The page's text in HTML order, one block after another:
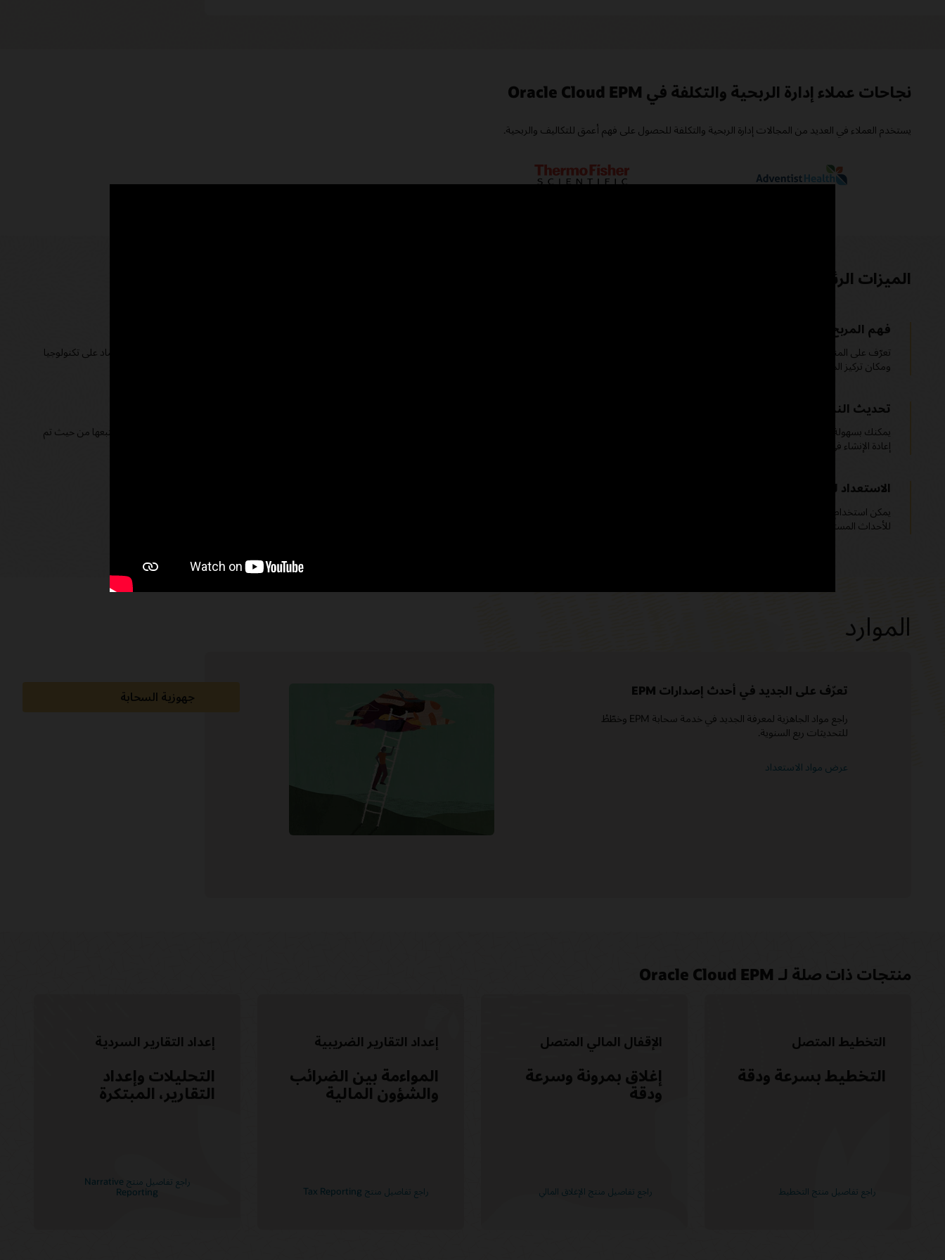
نجاحات عملاء إدارة الربحية والتكلفة في Oracle Cloud EPM
يستخدم العملاء في العديد من المجالات إدارة الربحية والتكلفة للحصول على فهم أعمق للتكاليف والربحية.
الميزات الرئيسية لإدارة الربحية والتكلفة
فهم المربح وغير المربح
تعرّف على المنتجات والخدمات والعملاء الذين يحققون أرباحًا، وغير المربحين، حيث يمكن تقليل التكاليف،
ومكان تركيز الموارد لتحسين ربحيتك.
يمكن لأصحاب الأعمال إنشاء نماذج مرنة بأنفسهم والحفاظ عليها دون الحاجة إلى الاعتماد على تكنولوجيا
تحديث النماذج بسهولة؛ لا حاجة إلى إعادة الإنشاء
يمكنك بسهولة تغيير محركات التكلفة وطرق التخصيص والعلاقات المالية مع تغير عملك دون الحاجة إلى
إعادة الإنشاء في كل مرة.
تؤكد التقارير المضمنة أن نماذجك تعمل بشكل جيد، ويتم تخصيص الأموال بالكامل، وتتبعها من حيث تم
الاستعداد لتغير الظروف باستخدام سيناريوهات ماذا لو
يمكن استخدام سيناريوهات ماذا لو لاختبار تأثير التغيير على الأعمال بسهولة وللمساعدة في الاستعداد
للأحداث المستقبلية أو غير المتوقعة.
الموارد
جهوزية السحابة تعرّف على الجديد في أحدث إصدارات EPM
راجع مواد الجاهزية لمعرفة الجديد في خدمة سحابة EPM وخطّطْ
للتحديثات ربع السنوية.
عرض مواد الاستعداد
خدمات الترحيل "التحليق إلى السحابة"
الاستشارات
العثور على شريك
تعريف EPM
منتجات ذات صلة لـ Oracle Cloud EPM
التخطيط المتصل
التخطيط بسرعة ودقة
راجع تفاصيل منتج التخطيط
الإقفال المالي المتصل
إغلاق بمرونة وسرعة
ودقة
راجع تفاصيل منتج الإغلاق المالي
إعداد التقارير الضريبية
المواءمة بين الضرائب
والشؤون المالية
راجع تفاصيل منتج Tax Reporting
إعداد التقارير السردية
التحليلات وإعداد
التقارير، المبتكرة
راجع تفاصيل منتج Narrative
Reporting